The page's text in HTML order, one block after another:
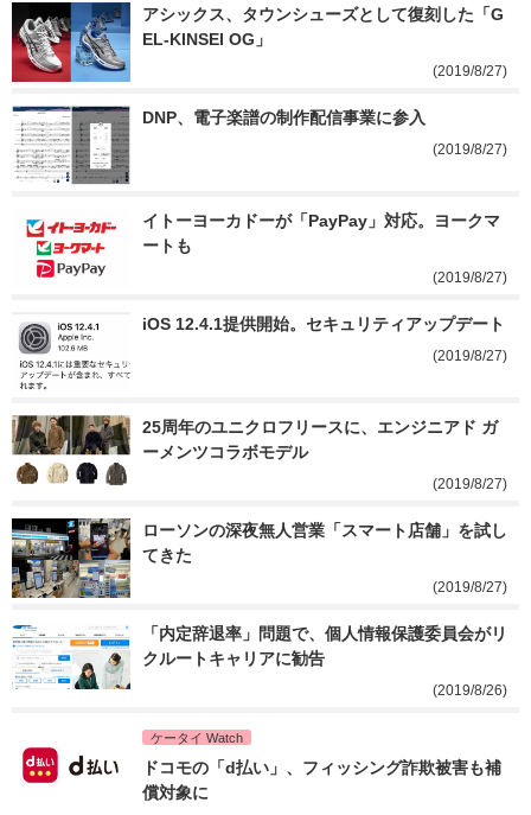
アシックス、タウンシューズとして復刻した「G
EL-KINSEI OG」
(2019/8/27)
DNP、電子楽譜の制作配信事業に参入
(2019/8/27)
イトーヨーカドーが「PayPay」対応。ヨークマ
ートも
(2019/8/27)
iOS 12.4.1提供開始。セキュリティアップデート
(2019/8/27)
25周年のユニクロフリースに、エンジニアド ガ
ーメンツコラボモデル
(2019/8/27)
ローソンの深夜無人営業「スマート店舗」を試し
てきた
(2019/8/27)
「内定辞退率」問題で、個人情報保護委員会がリ
クルートキャリアに勧告
(2019/8/26)
ケータイ Watch
ドコモの「d払い」、フィッシング詐欺被害も補
償対象に